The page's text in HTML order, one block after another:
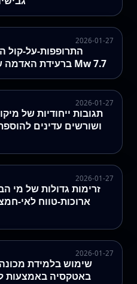
2026-01-27
התרופפות-על-קול
ברעידת האדמה של מיאנמר 2025 בעוצמה Mw 7.7
2026-01-27
תגובות ייחודיות של
ושורשים עדינים
2026-01-27
זרימות גדולות של מי
2026-01-27
שימוש בלמידת
באטקסיה באמצעות